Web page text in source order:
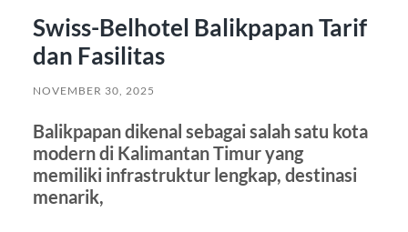
Swiss-Belhotel Balikpapan Tarif
dan Fasilitas
NOVEMBER 30, 2025
Balikpapan dikenal sebagai salah satu kota
modern di Kalimantan Timur yang
memiliki infrastruktur lengkap, destinasi
menarik,